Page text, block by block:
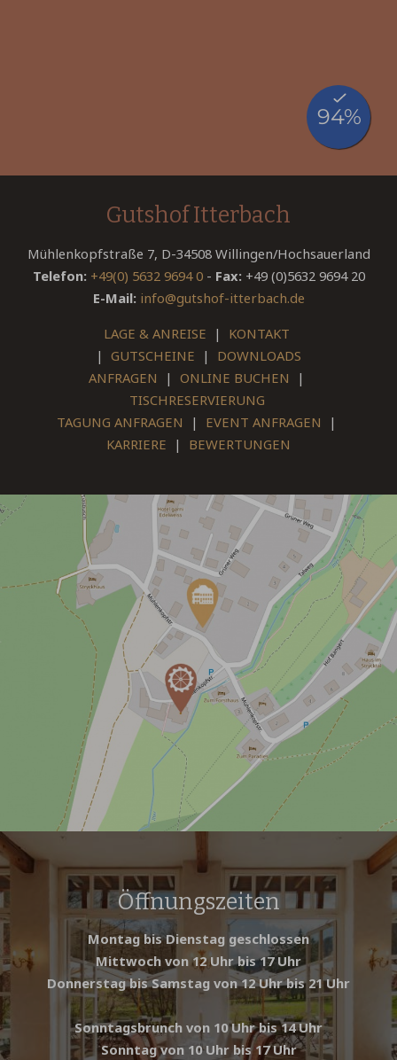
Gutshof Itterbach
Mühlenkopfstraße 7, D-34508 Willingen/Hochsauerland
Telefon: +49(0) 5632 9694 0- Fax: +49 (0)5632 9694 20
E-Mail: info@gutshof-itterbach.de
LAGE & ANREISE | KONTAKT
| GUTSCHEINE | DOWNLOADS
ANFRAGEN | ONLINE BUCHEN |
TISCHRESERVIERUNG
TAGUNG ANFRAGEN | EVENT ANFRAGEN |
KARRIERE | BEWERTUNGEN
Öffnungszeiten
Montag bis Dienstag geschlossen
Mittwoch von 12 Uhr bis 17 Uhr
Donnerstag bis Samstag von 12 Uhr bis 21 Uhr
Sonntagsbrunch von 10 Uhr bis 14 Uhr
Sonntag von 10 Uhr bis 17 Uhr